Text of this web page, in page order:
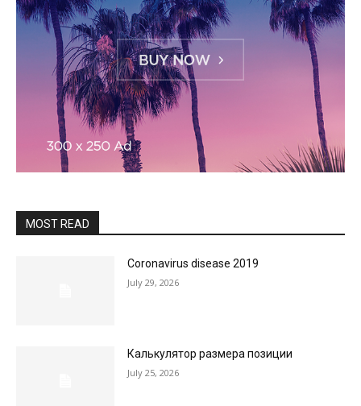
MOST READ
Coronavirus disease 2019
July 29, 2026
Калькулятор размера позиции
July 25, 2026